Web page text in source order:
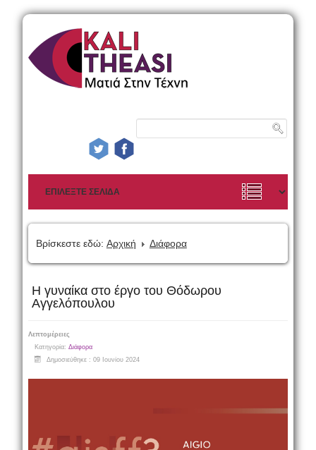
Βρίσκεστε εδώ: Αρχική Διάφορα
Η γυναίκα στο έργο του Θόδωρου
Αγγελόπουλου
Λεπτομέρειες
Κατηγορία: Διάφορα
Δημοσιεύθηκε : 09 Ιουνίου 2024